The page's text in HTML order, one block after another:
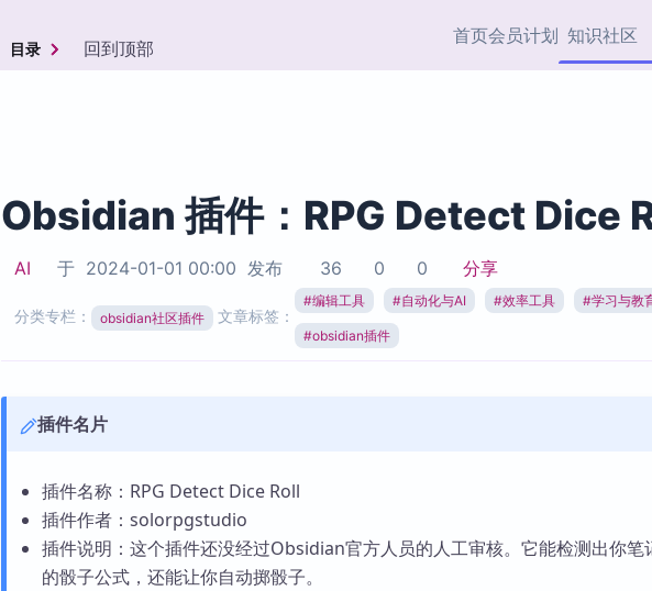
首页会员计划 知识社区
协作者
热门链接 Top5
载
加速访问 Obsidian 官方
市场
Zotero 插件
插件
目录 回到顶部
Obsidian 插件：RPG Detect Dice
AI 于 2024-01-01 00:00 发布 36 0 0 分享
分类专栏： obsidian社区插件 文章标签：
#编辑工具 #自动化与AI #效率工具 #学习与教
#obsidian插件
插件名片
插件名称：RPG Detect Dice Roll
插件作者：solorpgstudio
插件说明：这个插件还没经过Obsidian官方人员的人工审核。它能检测出你笔
的骰子公式，还能让你自动掷骰子。